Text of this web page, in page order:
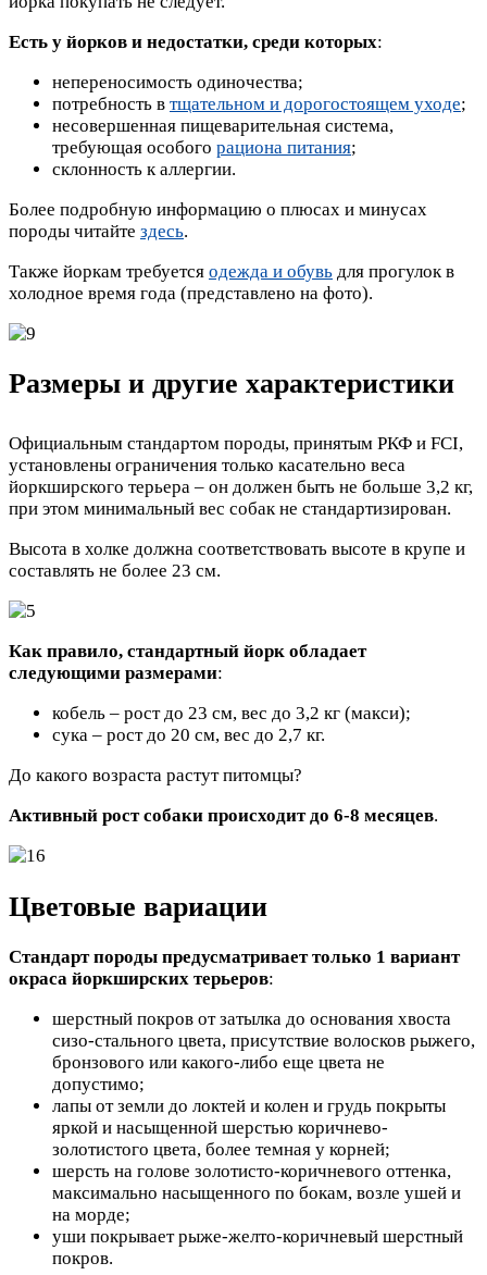
Есть у йорков и недостатки, среди которых:
непереносимость одиночества;
потребность в тщательном и дорогостоящем уходе;
несовершенная пищеварительная система,
требующая особого рациона питания;
склонность к аллергии.
Более подробную информацию о плюсах и минусах
породы читайте здесь.
Также йоркам требуется одежда и обувь для прогулок в
холодное время года (представлено на фото).
Размеры и другие характеристики
Официальным стандартом породы, принятым РКФ и FCI,
установлены ограничения только касательно веса
йоркширского терьера – он должен быть не больше 3,2 кг,
при этом минимальный вес собак не стандартизирован.
Высота в холке должна соответствовать высоте в крупе и
составлять не более 23 см.
Как правило, стандартный йорк обладает
следующими размерами:
кобель – рост до 23 см, вес до 3,2 кг (макси);
сука – рост до 20 см, вес до 2,7 кг.
До какого возраста растут питомцы?
Активный рост собаки происходит до 6-8 месяцев.
Цветовые вариации
Стандарт породы предусматривает только 1 вариант
окраса йоркширских терьеров:
шерстный покров от затылка до основания хвоста
сизо-стального цвета, присутствие волосков рыжего,
бронзового или какого-либо еще цвета не
допустимо;
лапы от земли до локтей и колен и грудь покрыты
яркой и насыщенной шерстью коричнево-
золотистого цвета, более темная у корней;
шерсть на голове золотисто-коричневого оттенка,
максимально насыщенного по бокам, возле ушей и
на морде;
уши покрывает рыже-желто-коричневый шерстный
покров.